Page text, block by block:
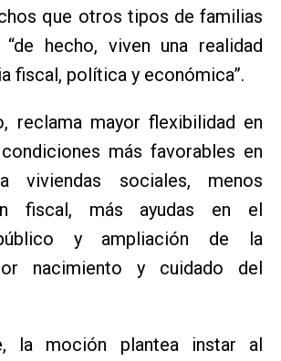
que otros tipos de familias
hecho, viven una realidad
fiscal, política y económica”.
reclama mayor flexibilidad en
más favorables en
viviendas sociales, menos
fiscal, más ayudas en el
y ampliación de la
nacimiento y cuidado del
la moción plantea instar al